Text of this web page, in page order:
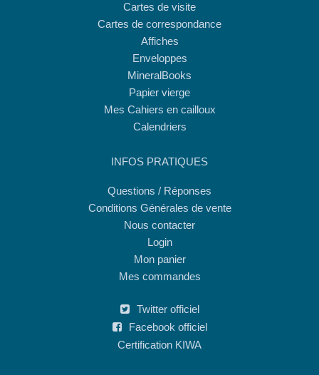
Cartes de visite
Cartes de correspondance
Affiches
Enveloppes
MineralBooks
Papier vierge
Mes Cahiers en cailloux
Calendriers
INFOS PRATIQUES
Questions / Réponses
Conditions Générales de vente
Nous contacter
Login
Mon panier
Mes commandes
Twitter officiel
Facebook officiel
Certification KIWA